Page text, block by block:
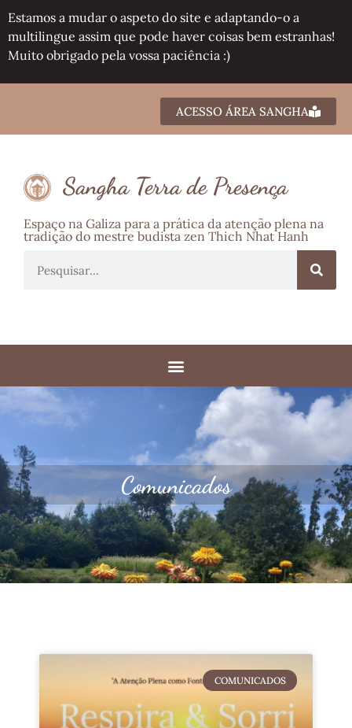
Estamos a mudar o aspeto do site e adaptando-o a
multilingue assim que pode haver coisas bem estranhas!
Muito obrigado pela vossa paciência :)
ACESSO ÁREA SANGHA
Sangha Terra de Presença
Espaço na Galiza para a prática da atenção plena na
tradição do mestre budista zen Thich Nhat Hanh
Comunicados
COMUNICADOS